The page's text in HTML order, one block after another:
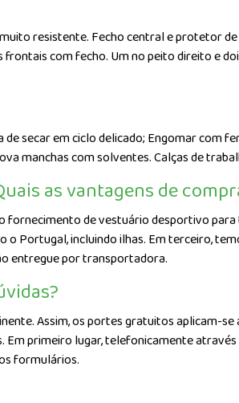
resistente. Fecho central e protetor
com fecho. Um no peito direito e
secar em ciclo delicado; Engomar com
manchas com solventes. Calças de
as vantagens de
de vestuário desportivo
Portugal, incluindo ilhas. Em terceiro,
entregue por transportadora.
Assim, os portes gratuitos aplicam-
primeiro lugar, telefonicamente
formulários.